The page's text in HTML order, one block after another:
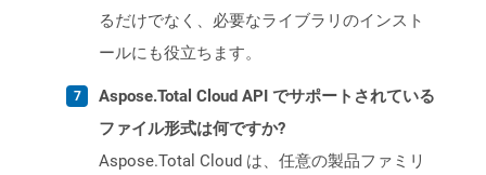
るだけでなく、必要なライブラリのインスト
ールにも役立ちます。
Aspose.Total Cloud API でサポートされている
ファイル形式は何ですか?
Aspose.Total Cloud は、任意の製品ファミリ